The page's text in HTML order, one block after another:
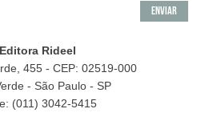
Editora Rideel
455 - CEP: 02519-000
- São Paulo - SP
(011) 3042-5415